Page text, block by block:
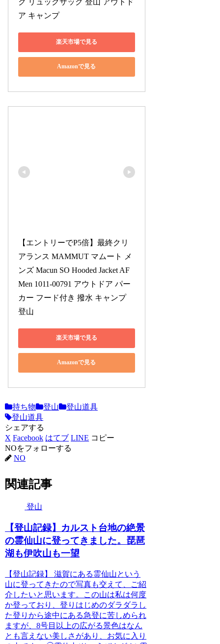
ク リュックサック 登山 アウトド
ア キャンプ
楽天市場で見る
Amazonで見る
【エントリーでP5倍】最終クリ
アランス MAMMUT マムート メ
ンズ Macun SO Hooded Jacket AF
Men 1011-00791 アウトドア パー
カー フード付き 撥水 キャンプ
登山
楽天市場で見る
Amazonで見る
持ち物 登山
登山道具
登山道具
シェアする
X Facebook はてブ LINE コピー
NOをフォローする
NO
関連記事
登山
【登山記録】カルスト台地の絶景
の霊仙山に登ってきました。琵琶
湖も伊吹山も一望
【登山記録】 滋賀にある霊仙山という
山に登ってきたので写真も交えて、ご紹
介したいと思います。この山は私は何度
か登っており、登りはじめのダラダラし
た登りから途中にある急登に苦しめられ
ますが、8号目以上の広がる景色はなん
とも言えない美しさがあり、お気に入り